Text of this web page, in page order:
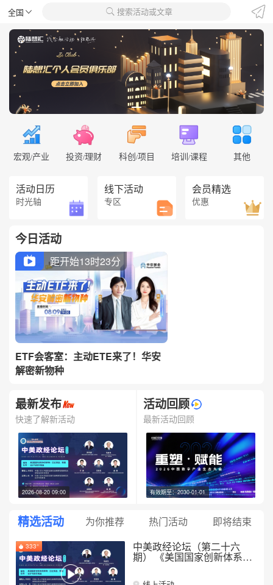
全国   搜索活动或文章
宏观/产业 投资/理财 科创/项目 培训/课程 其他
活动日历
时光轴
线下活动
专区
会员精选
优惠
今日活动
距开始13时23分
ETF会客室：主动ETE来了！华安
解密新物种
最新发布
快速了解新活动
2026-08-20 09:00
活动回顾
最新活动回顾
有效期至：2030-01-01
精选活动 为你推荐 热门活动 即将结束
333° 中美政经论坛（第二十六
期） 《美国国家创新体系解
现实挑战》